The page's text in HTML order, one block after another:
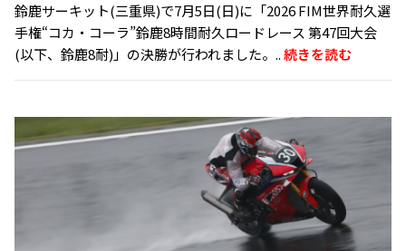
鈴鹿サーキット(三重県)で7月5日(日)に「2026 FIM世界耐久選
手権“コカ・コーラ”鈴鹿8時間耐久ロードレース 第47回大会
(以下、鈴鹿8耐)」の決勝が行われました。..続きを読む